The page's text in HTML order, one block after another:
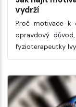
vydrží
Proč motivace k
opravdový
fyzioterapeutky Ivy